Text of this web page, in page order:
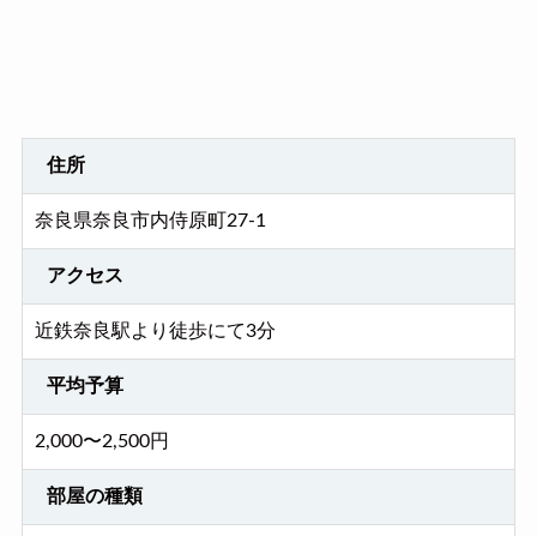
住所
奈良県奈良市内侍原町27-1
アクセス
近鉄奈良駅より徒歩にて3分
平均予算
2,000〜2,500円
部屋の種類